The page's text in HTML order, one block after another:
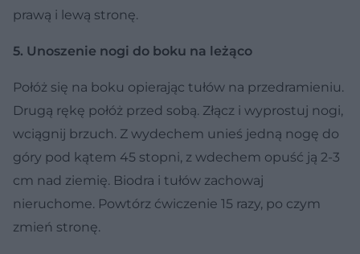
prawą i lewą stronę.
5. Unoszenie nogi do boku na leżąco
Połóż się na boku opierając tułów na przedramieniu.
Drugą rękę połóż przed sobą. Złącz i wyprostuj nogi,
wciągnij brzuch. Z wydechem unieś jedną nogę do
góry pod kątem 45 stopni, z wdechem opuść ją 2-3
cm nad ziemię. Biodra i tułów zachowaj
nieruchome. Powtórz ćwiczenie 15 razy, po czym
zmień stronę.